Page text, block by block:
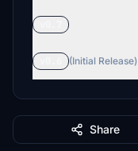
(Initial Release)
Share